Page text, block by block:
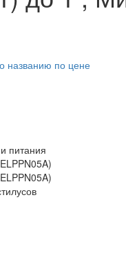
названию по цене
питания